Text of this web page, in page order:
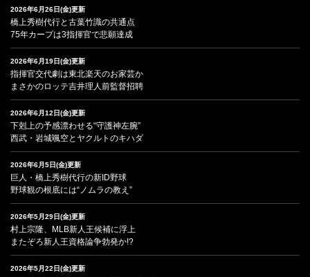
2026年6月26日(金)更新
橋上秀樹代行と古葉竹識の共通点
75年カープは3指揮官で悲願達成
2026年6月19日(金)更新
指揮官交代劇は東北楽天のお家芸か
まさかのロッテ吉井理人前監督招聘
2026年6月12日(金)更新
下剋上の予感漂わせる“守護神左腕”
西武・岩城颯空とヤクルトのキハダ
2026年6月5日(金)更新
巨人・橋上秀樹代行の新ID野球
野球観の根底には“ノムラの教え”
2026年5月29日(金)更新
村上宗隆、MLB新人王候補に浮上
またぞろ新人王資格論争勃発か!?
2026年5月22日(金)更新